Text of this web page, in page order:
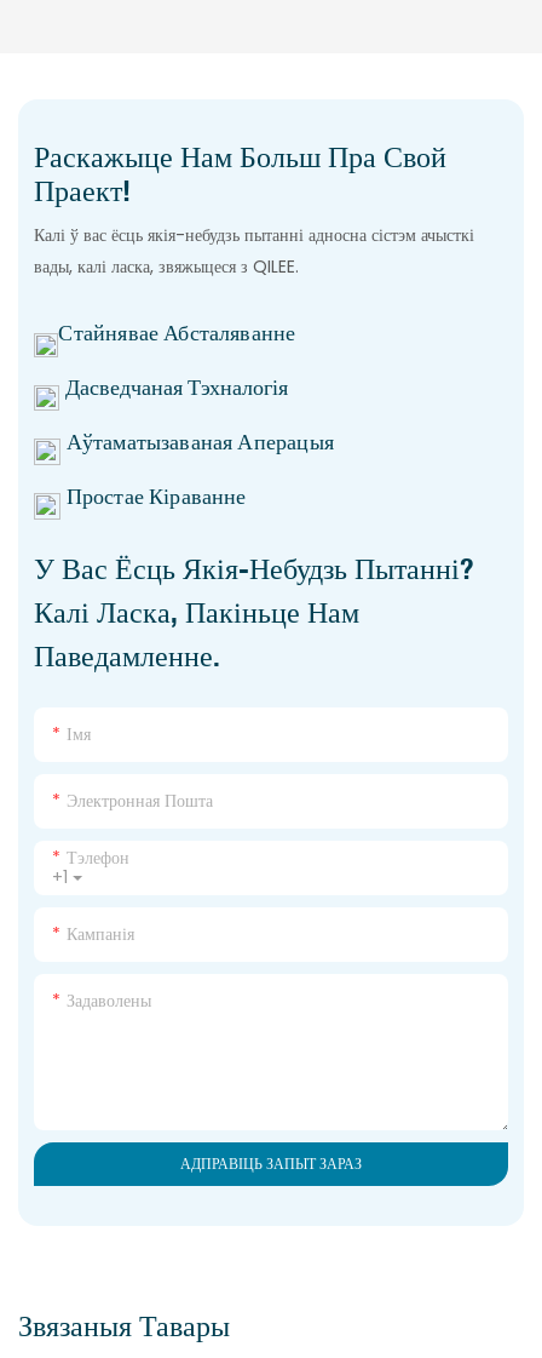
Раскажыце Нам Больш Пра Свой
Праект!
Калі ў вас ёсць якія-небудзь пытанні адносна сістэм ачысткі
вады, калі ласка, звяжыцеся з QILEE.
Стайнявае Абсталяванне
Дасведчаная Тэхналогія
Аўтаматызаваная Аперацыя
Простае Кіраванне
У Вас Ёсць Якія-Небудзь Пытанні?
Калі Ласка, Пакіньце Нам
Паведамленне.
Імя
Электронная Пошта
+1
Тэлефон
Кампанія
Задаволены
АДПРАВІЦЬ ЗАПЫТ ЗАРАЗ
Звязаныя Тавары